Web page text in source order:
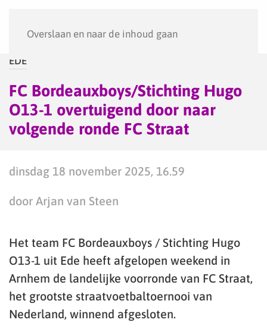
Overslaan en naar de inhoud gaan
EDE
FC Bordeauxboys/Stichting Hugo
O13-1 overtuigend door naar
volgende ronde FC Straat
dinsdag 18 november 2025, 16.59
door Arjan van Steen
Het team FC Bordeauxboys / Stichting Hugo
O13-1 uit Ede heeft afgelopen weekend in
Arnhem de landelijke voorronde van FC Straat,
het grootste straatvoetbaltoernooi van
Nederland, winnend afgesloten.